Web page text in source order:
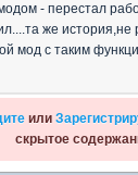
- перестал
же история,не
мод с таким
или
скрытое